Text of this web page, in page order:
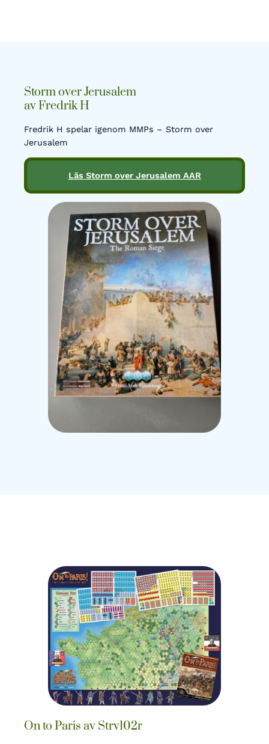
Storm over Jerusalem
av Fredrik H
Fredrik H spelar igenom MMPs – Storm over
Jerusalem
Läs Storm over Jerusalem AAR
On to Paris av Strv102r